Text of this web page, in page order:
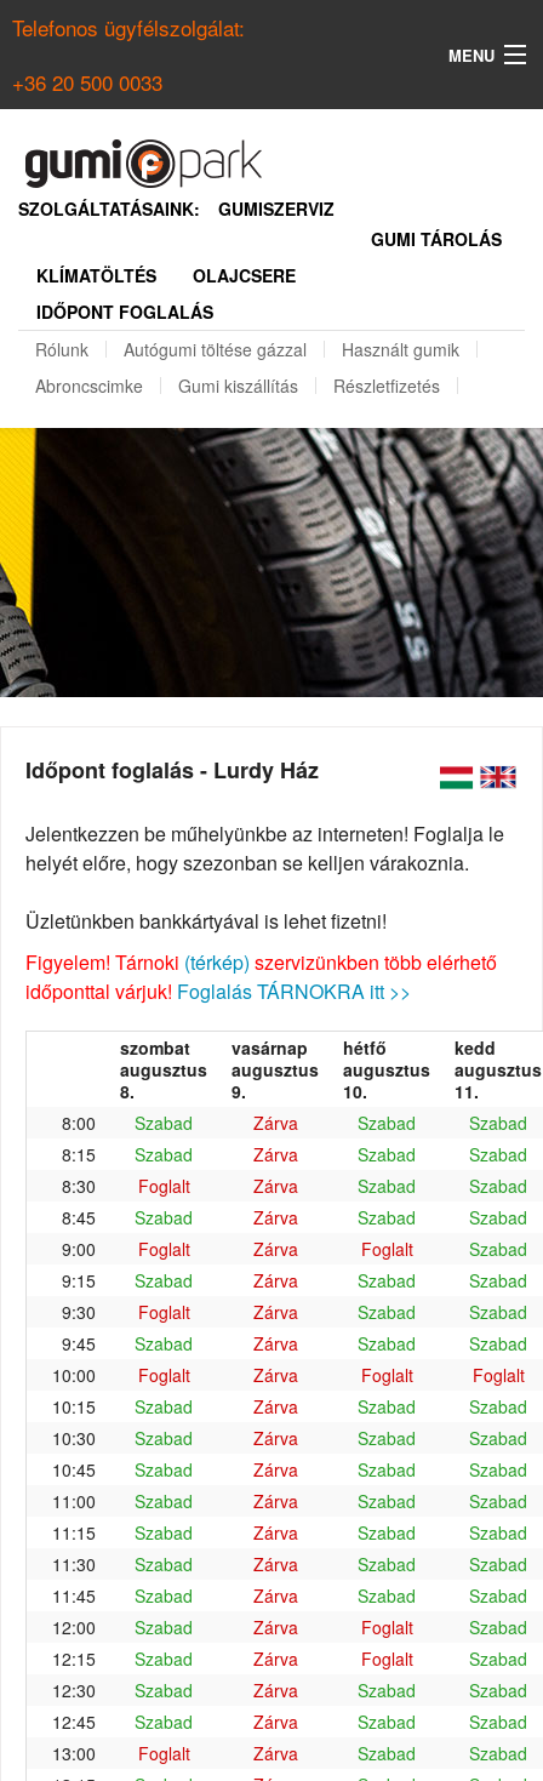
Telefonos ügyfélszolgálat:
+36 20 500 0033
MENU
NYÁRI GUMI KERESŐ
REGISZTRÁCIÓ
SZOLGÁLTATÁSAINK:
GUMISZERVIZ
GUMI TÁROLÁS
KLÍMATÖLTÉS
OLAJCSERE
IDŐPONT FOGLALÁS
Rólunk
Autógumi töltése gázzal
Használt gumik
Abroncscimke
Gumi kiszállítás Részletfizetés
Időpont foglalás - Lurdy Ház
Jelentkezzen be műhelyünkbe az interneten! Foglalja le
helyét előre, hogy szezonban se kelljen várakoznia.
Üzletünkben bankkártyával is lehet fizetni!
Figyelem! Tárnoki (térkép) szervizünkben több elérhető
időponttal várjuk! Foglalás TÁRNOKRA itt >>
szombat
augusztus
8.
vasárnap
augusztus
9.
hétfő
augusztus
10.
kedd
augusztus
11.
8:00
Szabad Zárva Szabad
Szabad
8:15
Szabad Zárva Szabad
Szabad
8:30
Foglalt Zárva Szabad
Szabad
8:45
Szabad Zárva Szabad
Szabad
9:00
Foglalt Zárva Foglalt
Szabad
9:15
Szabad Zárva Szabad
Szabad
9:30
Foglalt Zárva Szabad
Szabad
9:45
Szabad Zárva Szabad
Szabad
10:00
Foglalt Zárva Foglalt
Foglalt
10:15
Szabad Zárva Szabad
Szabad
10:30
Szabad Zárva Szabad
Szabad
10:45
Szabad Zárva Szabad
Szabad
11:00
Szabad Zárva Szabad
Szabad
11:15
Szabad Zárva Szabad
Szabad
11:30
Szabad Zárva Szabad
Szabad
11:45
Szabad Zárva Szabad
Szabad
12:00
Szabad Zárva Foglalt
Szabad
12:15
Szabad Zárva Foglalt
Szabad
12:30
Szabad Zárva Szabad
Szabad
12:45
Szabad Zárva Szabad
Szabad
13:00
Foglalt Zárva Szabad
Szabad